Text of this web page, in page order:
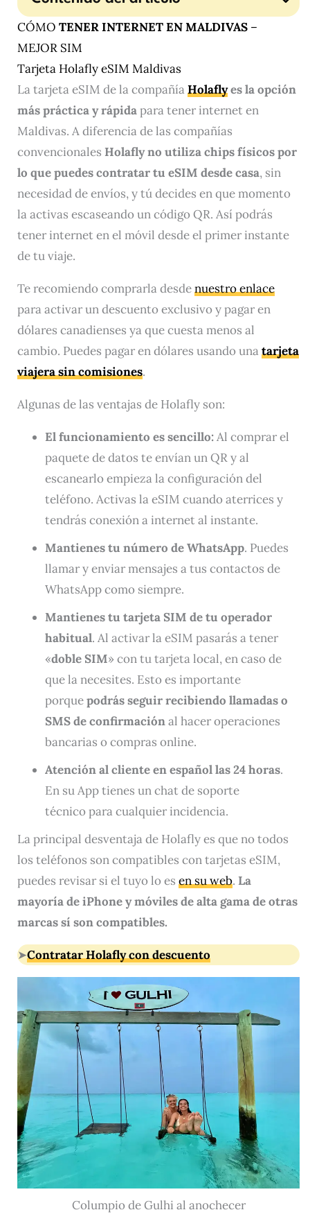
CÓMO TENER INTERNET EN MALDIVAS –
MEJOR SIM
Tarjeta Holafly eSIM Maldivas​
La tarjeta eSIM de la compañíaHolaflyes la opción
más práctica y rápidapara tener internet en
Maldivas. A diferencia de las compañías
convencionales Holafly no utiliza chips físicos por
lo que puedes contratar tu eSIM desde casa, sin
necesidad de envíos, y tú decides en que momento
la activas escaseando un código QR. Así podrás
tener internet en el móvil desde el primer instante
de tu viaje.
Te recomiendo comprarla desdenuestro enlace
para activar un descuento exclusivo y pagar en
dólares canadienses ya que cuesta menos al
cambio. Puedes pagar en dólares usando unatarjeta
viajera sin comisiones.
Algunas de las ventajas de Holafly son:
El funcionamiento es sencillo:Al comprar el
paquete de datos te envían un QR y al
escanearlo empieza la configuración del
teléfono. Activas la eSIM cuando aterrices y
tendrás conexión a internet al instante.
Mantienes tu número de WhatsApp. Puedes
llamar y enviar mensajes a tus contactos de
WhatsApp como siempre.
Mantienes tu tarjeta SIM de tu operador
habitual. Al activar la eSIM pasarás a tener
«doble SIM» con tu tarjeta local, en caso de
que la necesites. Esto es importante
porquepodrás seguir recibiendo llamadas o
SMS de confirmaciónal hacer operaciones
bancarias o compras online.
Atención al cliente en español las 24 horas.
En su App tienes un chat de soporte
técnico para cualquier incidencia.
La principal desventaja de Holafly es que no todos
los teléfonos son compatibles con tarjetas eSIM,
puedes revisar si el tuyo lo es en su web. La
mayoría de iPhone y móviles de alta gama de otras
marcas sí son compatibles.
➤Contratar Holafly con descuento
Columpio de Gulhi al anochecer